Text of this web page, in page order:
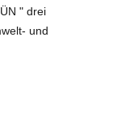
" drei
und